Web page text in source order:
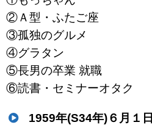
②Ａ型・ふたご座
③孤独のグルメ
④グラタン
⑤長男の卒業 就職
⑥読書・セミナーオタク
1959年(S34年)６月１日